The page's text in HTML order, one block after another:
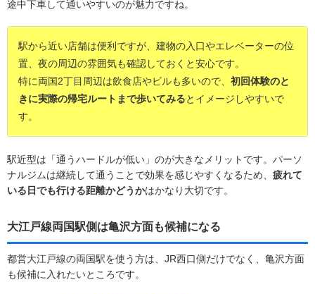
途中下車して通いやすいのが魅力ですね。
駅から近い店舗は便利ですが、建物の入口やエレベーターの位
置、夜の周辺の雰囲気も確認しておくと安心です。
特に両国2丁目周辺は飲食店やビルも多いので、 初回体験のと
きに実際の帰宅ルートまで歩いてみるとイメージしやすいで
す。
駅近型は「通うハードルが低い」のが大きなメリットです。パーソ
ナルジムは継続して通うことで効果を感じやすくなるため、 疲れて
いる日でも行ける距離かどうかはかなり大切です。
大江戸線両国駅側は亀沢方面も候補になる
都営大江戸線の両国駅を使う方は、JR西口側だけでなく、亀沢方面
も候補に入れたいところです。